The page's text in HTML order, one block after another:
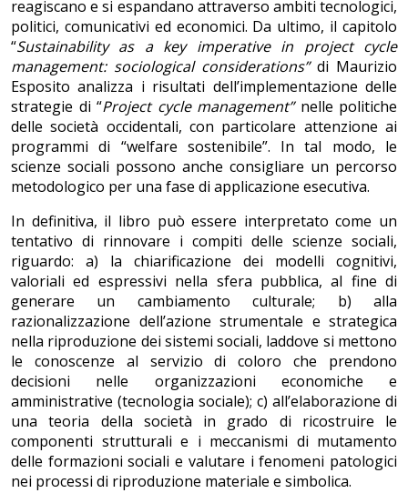
reagiscano e si espandano attraverso ambiti tecnologici,
politici, comunicativi ed economici. Da ultimo, il capitolo
“Sustainability as a key imperative in project cycle
management: sociological considerations” di Maurizio
Esposito analizza i risultati dell’implementazione delle
strategie di “Project cycle management”nelle politiche
delle società occidentali, con particolare attenzione ai
programmi di “welfare sostenibile”. In tal modo, le
scienze sociali possono anche consigliare un percorso
metodologico per una fase di applicazione esecutiva.
In definitiva, il libro può essere interpretato come un
tentativo di rinnovare i compiti delle scienze sociali,
riguardo: a) la chiarificazione dei modelli cognitivi,
valoriali ed espressivi nella sfera pubblica, al fine di
generare un cambiamento culturale; b) alla
razionalizzazione dell’azione strumentale e strategica
nella riproduzione dei sistemi sociali, laddove si mettono
le conoscenze al servizio di coloro che prendono
decisioni nelle organizzazioni economiche e
amministrative (tecnologia sociale); c) all’elaborazione di
una teoria della società in grado di ricostruire le
componenti strutturali e i meccanismi di mutamento
delle formazioni sociali e valutare i fenomeni patologici
nei processi di riproduzione materiale e simbolica.